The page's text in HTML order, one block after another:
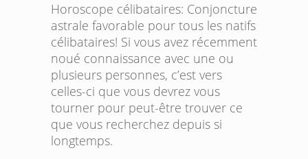
Horoscope célibataires: Conjoncture
astrale favorable pour tous les natifs
célibataires! Si vous avez récemment
noué connaissance avec une ou
plusieurs personnes, c’est vers
celles-ci que vous devrez vous
tourner pour peut-être trouver ce
que vous recherchez depuis si
longtemps.